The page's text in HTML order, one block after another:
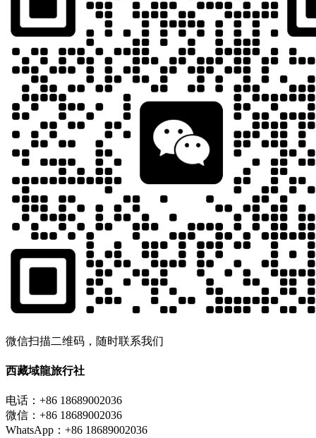
微信扫描二维码，随时联系我们
西藏域龍旅行社
电话：+86 18689002036
微信：+86 18689002036
WhatsApp：+86 18689002036